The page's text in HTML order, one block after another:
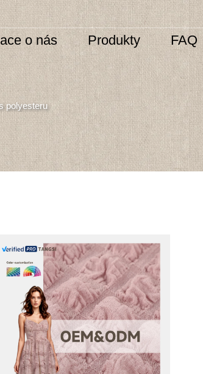
o nás Produkty FAQ
polyesteru